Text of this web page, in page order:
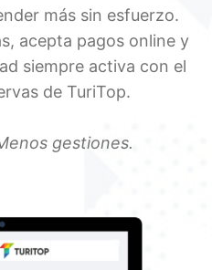
más sin esfuerzo.
acepta pagos online y
siempre activa con el
de TuriTop.
gestiones.